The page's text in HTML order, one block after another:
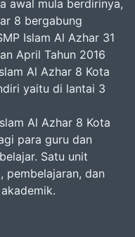
awal mula berdirinya,
8 bergabung
Islam Al Azhar 31
April Tahun 2016
Al Azhar 8 Kota
yaitu di lantai 3
Al Azhar 8 Kota
para guru dan
Satu unit
pembelajaran, dan